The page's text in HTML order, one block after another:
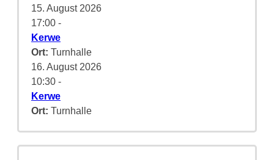
15. August 2026
17:00 -
Kerwe
Ort: Turnhalle
16. August 2026
10:30 -
Kerwe
Ort: Turnhalle